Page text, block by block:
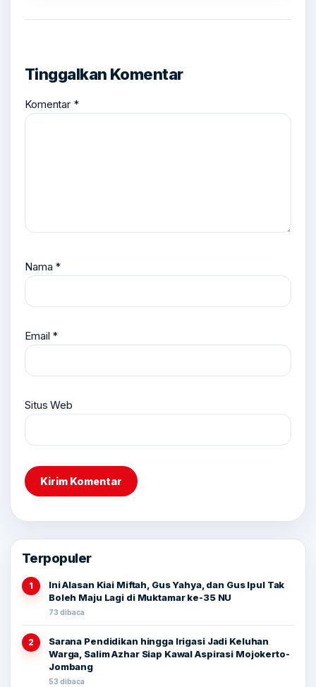
Tinggalkan Komentar
Komentar *
Nama *
Email *
Situs Web
Terpopuler
1
Ini Alasan Kiai Miftah, Gus Yahya, dan Gus Ipul Tak
Boleh Maju Lagi di Muktamar ke-35 NU
73 dibaca
2
Sarana Pendidikan hingga Irigasi Jadi Keluhan
Warga, Salim Azhar Siap Kawal Aspirasi Mojokerto-
Jombang
53 dibaca